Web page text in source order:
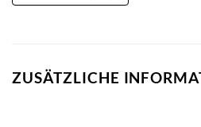
ZUSÄTZLICHE